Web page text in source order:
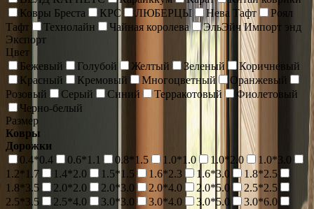
Ковры Бреста
КРС ЛЮБЕРЦЫ Нева Тафт
Роял
Тафт
Технолайн Чайная королева
ЭльЭйч Импорт энд
Экспорт
Цвет
Бежевый
Голубой Желтый Зеленый
Коричневый
Красный
Кремовый Многоцветный
Оранжевый
Розовый
Серый Синий Терракотовый
Фиолетовый
Черно-белый
Размер
Ковры
Дорожки
0.4*0.4
0.6*1.1 0.8*1.5 1.0*1.0 1.0*2.0
1.0*3.0
1.2*1.7
1.4*2.0 1.5*1.5 1.6*2.3 1.6*3.0
1.8*2.5
1.8*3.5
2.0*2.0 2.0*3.0 2.0*4.0 2.0*5.0
2.5*2.5
2.5*3.5
2.5*4.0 3.0*3.0 3.0*4.0 3.0*5.0
3.0*6.0